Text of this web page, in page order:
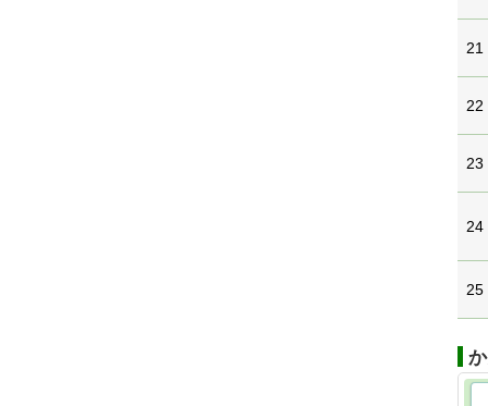
21
22
23
24
25